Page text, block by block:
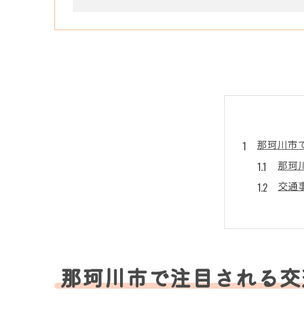
那珂川市
那珂
交通
那
SNS
交通
リアルタ
那珂川市で注目される